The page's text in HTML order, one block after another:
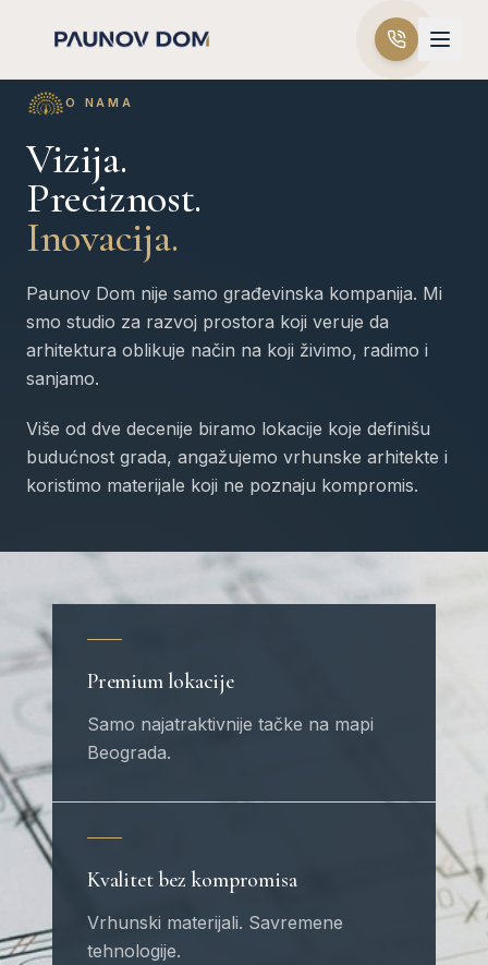
O NAMA
Vizija.
Preciznost.
Inovacija.
Paunov Dom nije samo građevinska kompanija. Mi
smo studio za razvoj prostora koji veruje da
arhitektura oblikuje način na koji živimo, radimo i
sanjamo.
Više od dve decenije biramo lokacije koje definišu
budućnost grada, angažujemo vrhunske arhitekte i
koristimo materijale koji ne poznaju kompromis.
Premium lokacije
Samo najatraktivnije tačke na mapi
Beograda.
Kvalitet bez kompromisa
Vrhunski materijali. Savremene
tehnologije.